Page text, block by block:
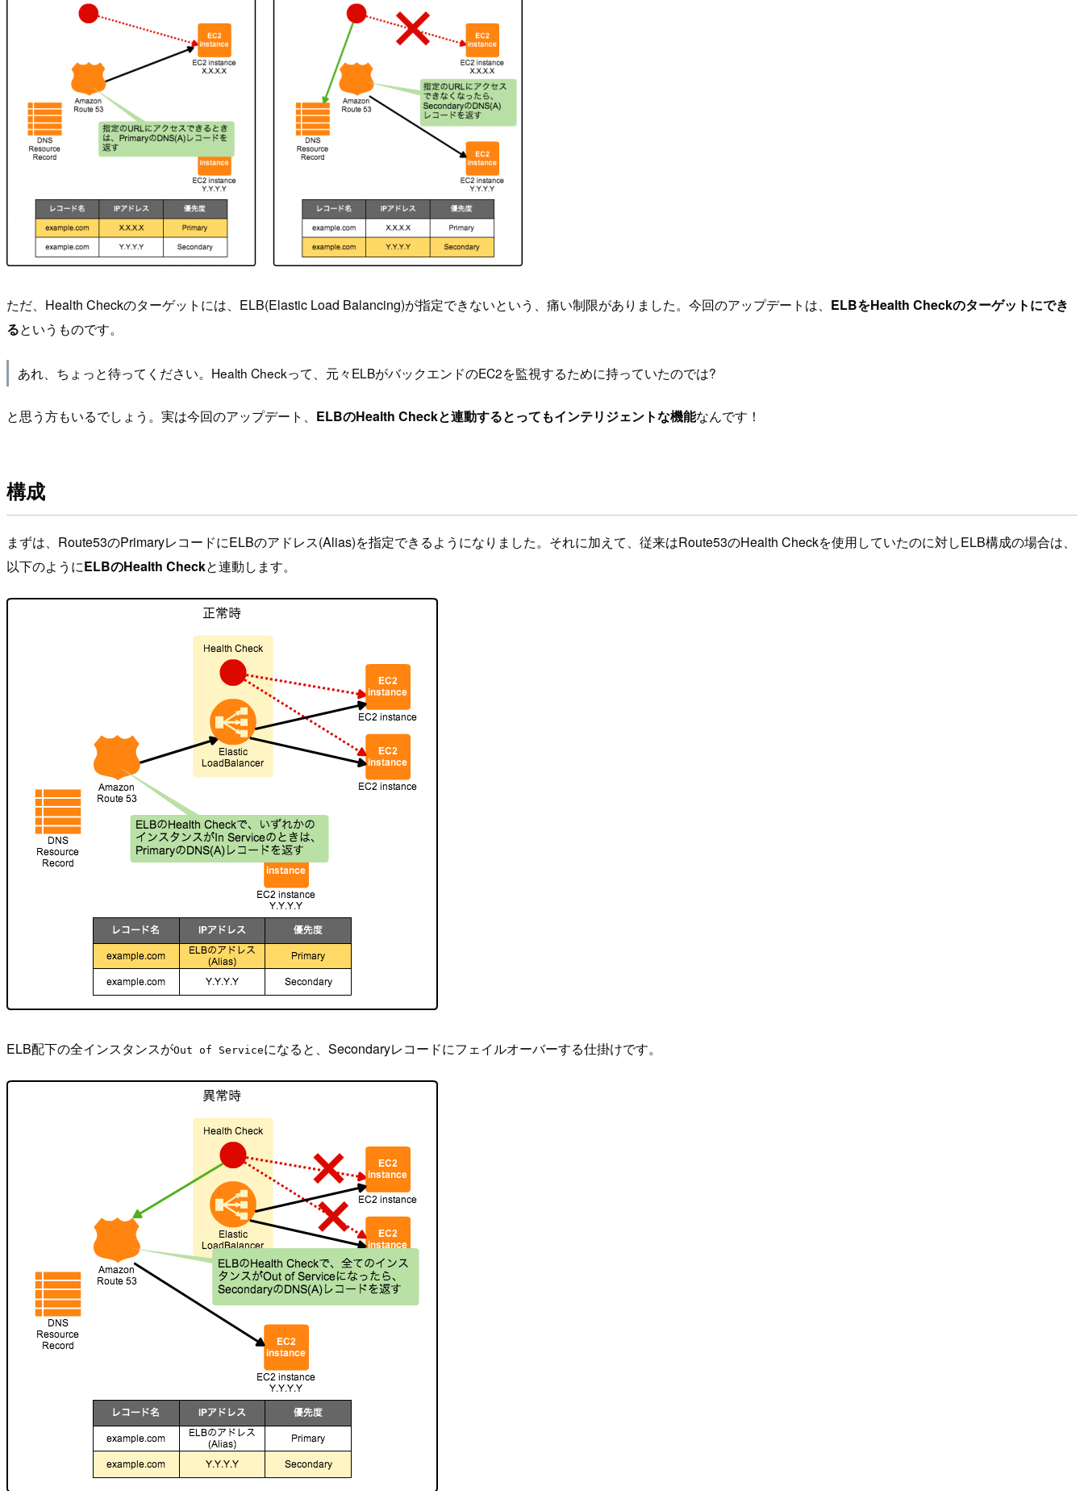
ただ、Health Checkのターゲットには、ELB(Elastic Load Balancing)が指定できないという、痛い制限がありました。今回のアップデートは、 ELBをHealth Checkのターゲットにでき
るというものです。
あれ、ちょっと待ってください。Health Checkって、元々ELBがバックエンドのEC2を監視するために持っていたのでは?
と思う方もいるでしょう。実は今回のアップデート、 ELBのHealth Checkと連動するとってもインテリジェントな機能なんです！
構成
まずは、Route53のPrimaryレコードにELBのアドレス(Alias)を指定できるようになりました。それに加えて、従来はRoute53のHealth Checkを使用していたのに対しELB構成の場合は、
以下のようにELBのHealth Checkと連動します。
ELB配下の全インスタンスがOut of Serviceになると、Secondaryレコードにフェイルオーバーする仕掛けです。